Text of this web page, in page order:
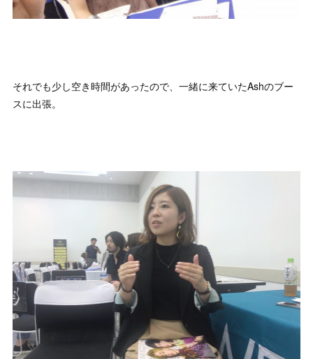
それでも少し空き時間があったので、一緒に来ていたAshのブー
スに出張。